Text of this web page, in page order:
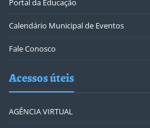
Portal da Educação
Calendário Municipal de Eventos
Fale Conosco
Acessos úteis
AGÊNCIA VIRTUAL